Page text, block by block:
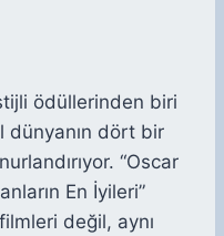
ödüllerinden biri
dünyanın dört bir
“Oscar
En İyileri”
değil, aynı